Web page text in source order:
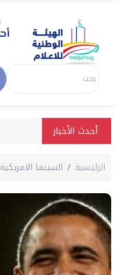
أحدث الأخبار
الرئيسية السينما الامريكية